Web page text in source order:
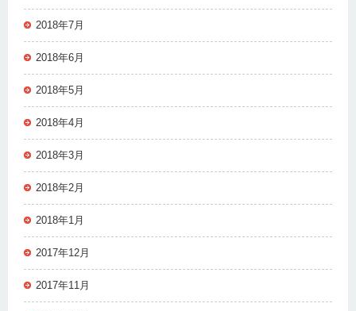
2018年7月
2018年6月
2018年5月
2018年4月
2018年3月
2018年2月
2018年1月
2017年12月
2017年11月